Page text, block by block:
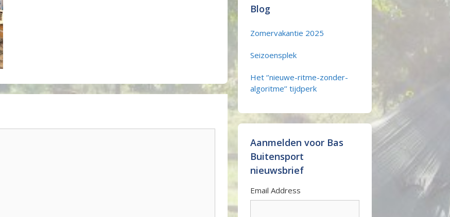
Blog
Zomervakantie 2025
Seizoensplek
Het ‘’nieuwe-ritme-zonder-
algoritme’’ tijdperk
Aanmelden voor Bas
Buitensport
nieuwsbrief
Email Address